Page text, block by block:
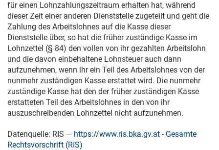
für einen Lohnzahlungszeitraum erhalten hat, während
dieser Zeit einer anderen Dienststelle zugeteilt und geht die
Zahlung des Arbeitslohnes auf die Kasse dieser
Dienststelle über, so hat die früher zuständige Kasse im
Lohnzettel (§ 84) den vollen von ihr gezahlten Arbeitslohn
und die davon einbehaltene Lohnsteuer auch dann
aufzunehmen, wenn ihr ein Teil des Arbeitslohnes von der
nunmehr zuständigen Kasse erstattet wird. Die nunmehr
zuständige Kasse hat den der früher zuständigen Kasse
erstatteten Teil des Arbeitslohnes in den von ihr
auszuschreibenden Lohnzettel nicht aufzunehmen.
Datenquelle: RIS — https://www.ris.bka.gv.at - Gesamte
Rechtsvorschrift (RIS)